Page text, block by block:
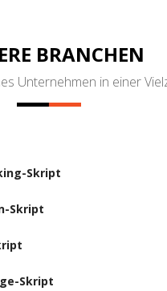
BRANCHEN
Unternehmen in einer
Skript
Skript
Skript